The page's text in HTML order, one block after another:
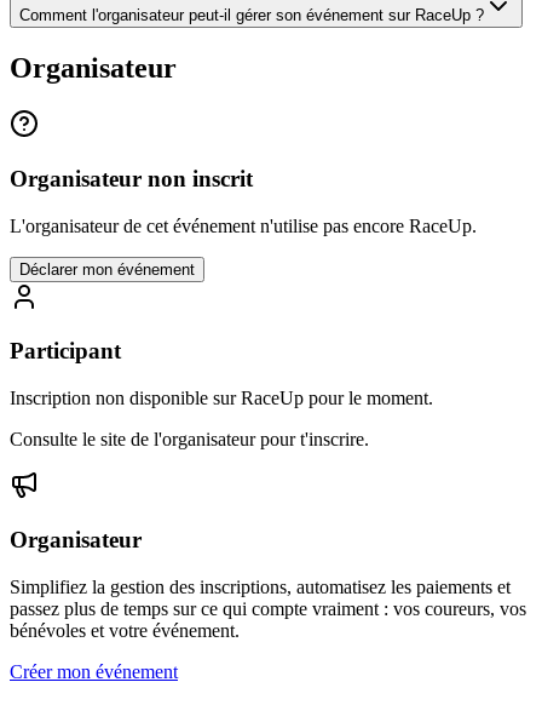
Comment l'organisateur peut-il gérer son événement sur RaceUp ?
Organisateur
Organisateur non inscrit
L'organisateur de cet événement n'utilise pas encore RaceUp.
Déclarer mon événement
Participant
Inscription non disponible sur RaceUp pour le moment.
Consulte le site de l'organisateur pour t'inscrire.
Organisateur
Simplifiez la gestion des inscriptions, automatisez les paiements et
passez plus de temps sur ce qui compte vraiment : vos coureurs, vos
bénévoles et votre événement.
Créer mon événement